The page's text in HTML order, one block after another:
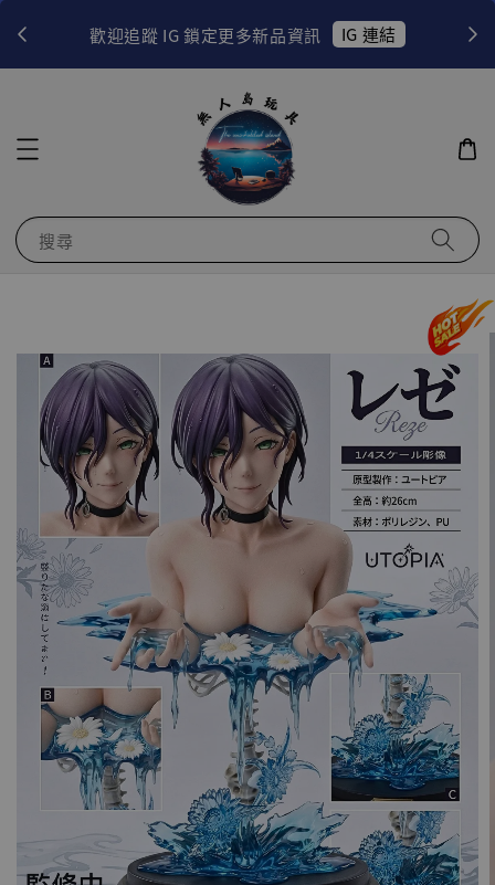
歡迎追蹤 IG 鎖定更多新品資訊 IG 連結
搜尋